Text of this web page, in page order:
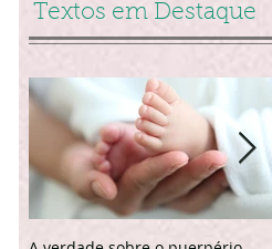
Textos em Destaque